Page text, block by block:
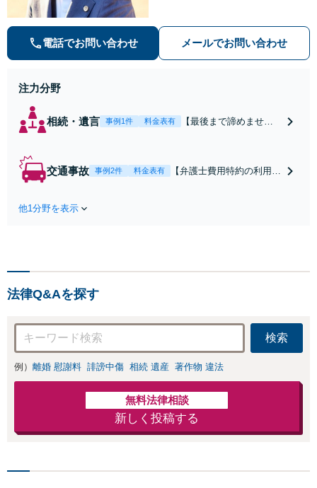
気軽にご相談ください。
電話でお問い合わせ メールでお問い合わせ
注力分野
相続・遺言 事例1件 料金表有
【最後まで諦めませ
合意してしまう前にご
交通事故 事例2件 料金表有
【弁護士費用特約の利用＆
は損をしてしまうかもしれ
他1分野を表示
法律Q&Aを探す
検索
例） 離婚 慰謝料 誹謗中傷 相続 遺産 著作物 違法
無料法律相談
新しく投稿する